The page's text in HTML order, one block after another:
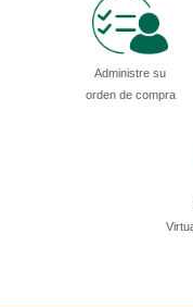
Administre su
orden de compra